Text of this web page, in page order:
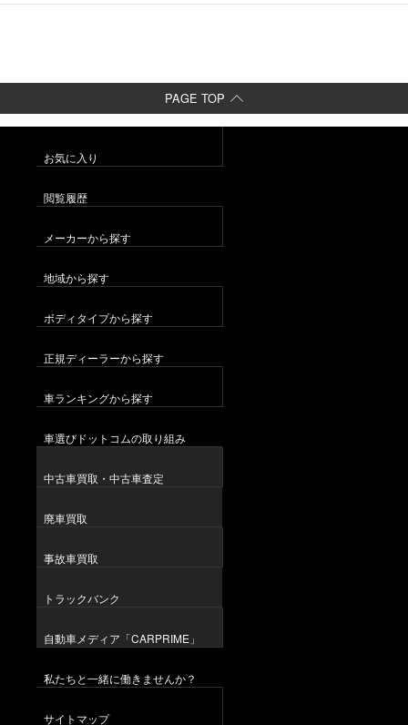
PAGE TOP
お気に入り
閲覧履歴
メーカーから探す
地域から探す
ボディタイプから探す
正規ディーラーから探す
車ランキングから探す
車選びドットコムの取り組み
中古車買取・中古車査定
廃車買取
事故車買取
トラックバンク
自動車メディア「CARPRIME」
私たちと一緒に働きませんか？
サイトマップ